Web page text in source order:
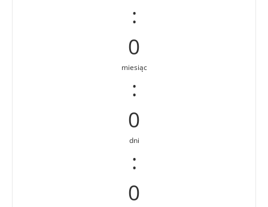
:
0
miesiąc
:
0
dni
:
0